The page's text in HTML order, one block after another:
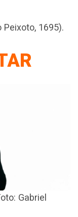
Peixoto, 1695).
Gabriel